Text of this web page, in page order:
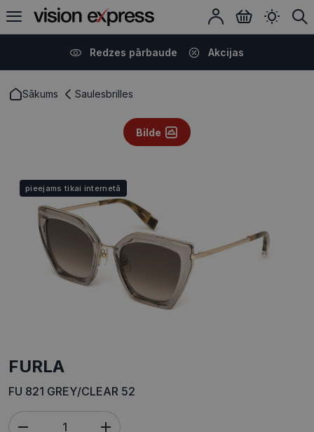
Redzes pārbaude Akcijas
Sākums Saulesbrilles
Bilde
pieejams tikai internetā
FURLA
FU 821 GREY/CLEAR 52